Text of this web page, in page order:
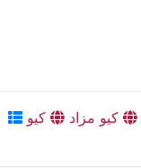
كيو مزاد
كيو